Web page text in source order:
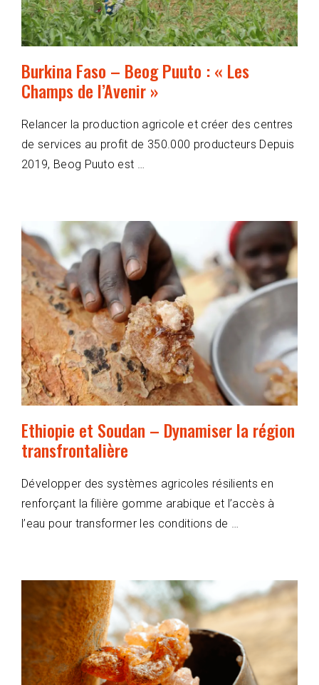
Burkina Faso – Beog Puuto : « Les
Champs de l’Avenir »
Relancer la production agricole et créer des centres
de services au profit de 350.000 producteurs Depuis
2019, Beog Puuto est …
Ethiopie et Soudan – Dynamiser la région
transfrontalière
Développer des systèmes agricoles résilients en
renforçant la filière gomme arabique et l’accès à
l’eau pour transformer les conditions de …